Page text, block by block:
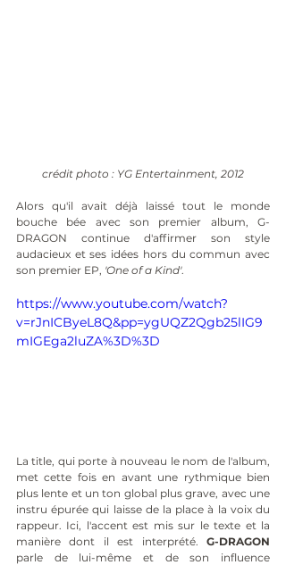
crédit photo : YG Entertainment, 2012
Alors qu'il avait déjà laissé tout le monde
bouche bée avec son premier album, G-
DRAGON continue d'affirmer son style
audacieux et ses idées hors du commun avec
son premier EP, 'One of a Kind'.
https://www.youtube.com/watch?
v=rJnICByeL8Q&pp=ygUQZ2Qgb25lIG9
mIGEga2luZA%3D%3D
La title, qui porte à nouveau le nom de l'album,
met cette fois en avant une rythmique bien
plus lente et un ton global plus grave, avec une
instru épurée qui laisse de la place à la voix du
rappeur. Ici, l'accent est mis sur le texte et la
manière dont il est interprété. G-DRAGON
parle de lui-même et de son influence